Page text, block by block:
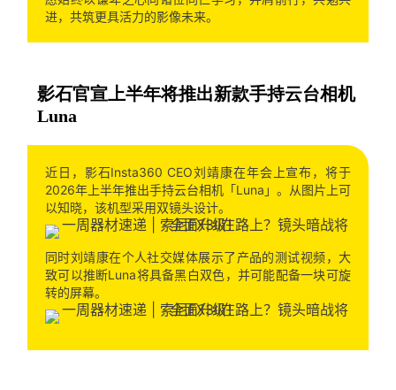
进，共筑更具活力的影像未来。
影石官宣上半年将推出新款手持云台相机
Luna
近日，影石Insta360 CEO刘靖康在年会上宣布，将于
2026年上半年推出手持云台相机「Luna」。从图片上可
以知晓，该机型采用双镜头设计。
同时刘靖康在个人社交媒体展示了产品的测试视频，大
致可以推断Luna将具备黑白双色，并可能配备一块可旋
转的屏幕。